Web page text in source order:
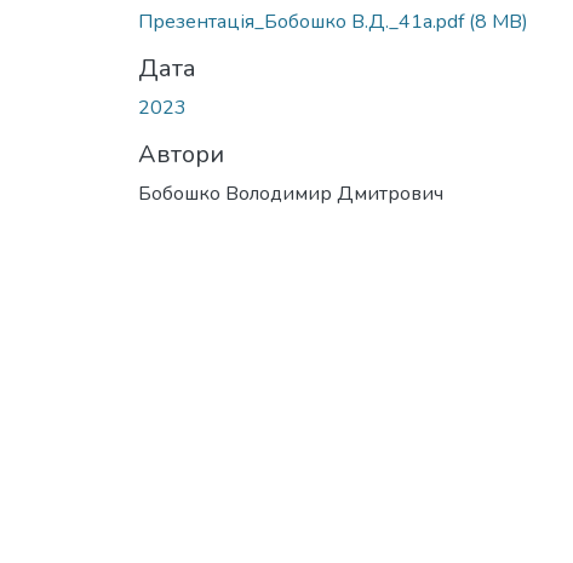
Презентація_Бобошко В.Д._41а.pdf(8 MB)
Дата
2023
Автори
Бобошко Володимир Дмитрович